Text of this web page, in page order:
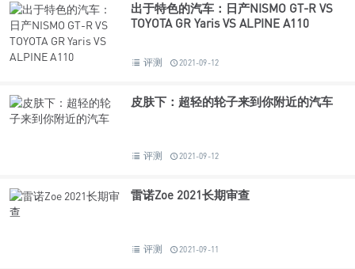
出于特色的汽车：日产NISMO GT-R VS
TOYOTA GR Yaris VS ALPINE A110
评测 2021-09-12
皮肤下：超轻的轮子来到你附近的汽车
评测 2021-09-12
雷诺Zoe 2021长期审查
评测 2021-09-11